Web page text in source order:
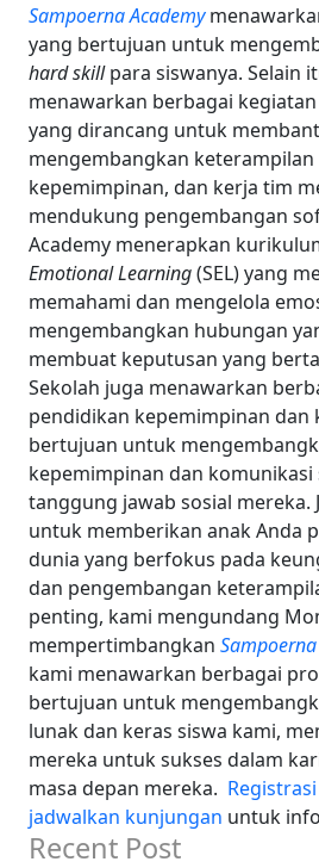
Sampoerna Academy
yang bertujuan untuk
hard skillpara siswanya. Selain
menawarkan berbagai
yang dirancang untuk
mengembangkan
kepemimpinan, dan kerja tim
mendukung pengembangan
Academy menerapkan
Emotional Learning(SEL) yang
memahami dan mengelola
mengembangkan hubungan
membuat keputusan yang
Sekolah juga menawarkan
pendidikan kepemimpinan dan
bertujuan untuk
kepemimpinan dan komunikasi
tanggung jawab sosial mereka.
untuk memberikan anak Anda
dunia yang berfokus pada
dan pengembangan
penting, kami mengundang
mempertimbangkan
kami menawarkan berbagai
bertujuan untuk
lunak dan keras siswa kami,
mereka untuk sukses dalam
masa depan mereka.
jadwalkan kunjungan untuk
Recent Post